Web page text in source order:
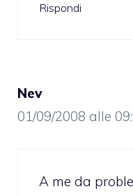
Rispondi
Nev
01/09/2008 alle
A me da